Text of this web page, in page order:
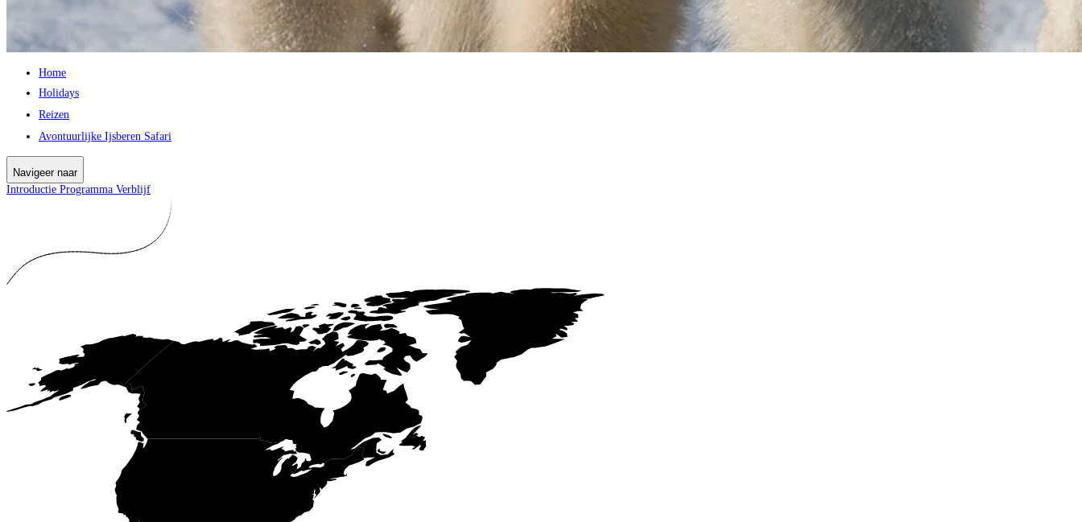
Home
Holidays
Reizen
Avontuurlijke Ijsberen Safari
Navigeer naar
Introductie Programma Verblijf